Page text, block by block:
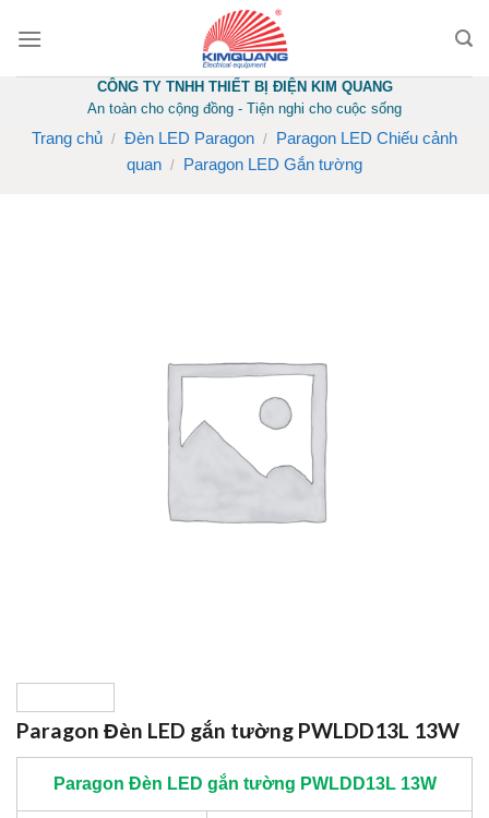
CÔNG TY TNHH THIẾT BỊ ĐIỆN KIM QUANG
An toàn cho cộng đồng - Tiện nghi cho cuộc sống
Trang chủ / Đèn LED Paragon /
Paragon LED Chiếu cảnh
quan / Paragon LED Gắn tường
Paragon Đèn LED gắn tường PWLDD13L 13W
Paragon Đèn LED gắn tường PWLDD13L 13W